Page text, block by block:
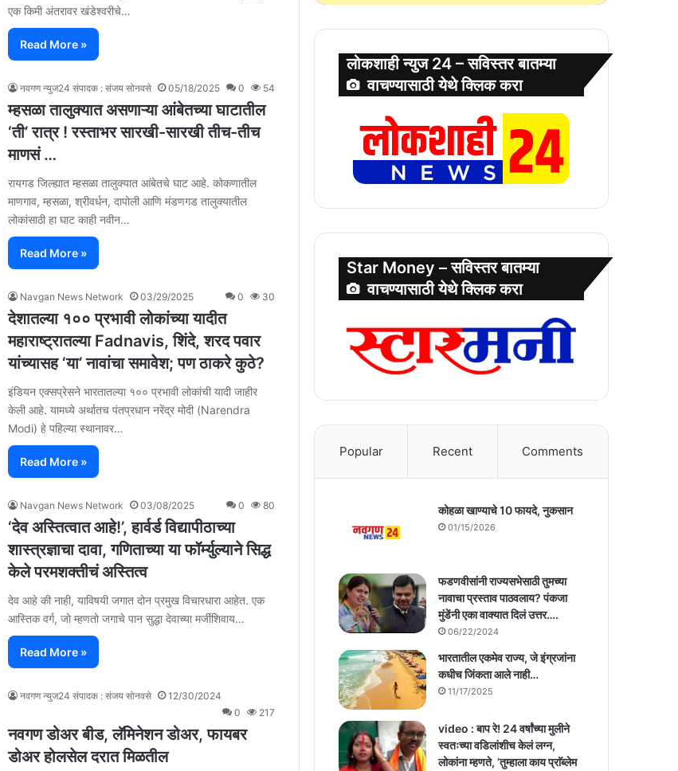
एक किमी अंतरावर खंडेश्वरीचे…
Read More »
नवगण न्युज24 संपादक : संजय सोनवसे 05/18/2025 0 54
म्हसळा तालुक्यात असणाऱ्या आंबेतच्या घाटातील
‘ती’ रात्र ! रस्ताभर सारखी-सारखी तीच-तीच
माणसं …
रायगड जिल्ह्यात म्हसळा तालुक्यात आंबेतचे घाट आहे. कोकणातील
माणगाव, म्हसळा, श्रीवर्धन, दापोली आणि मंडणगड तालुक्यातील
लोकांसाठी हा घाट काही नवीन…
Read More »
Navgan News Network 03/29/2025 0 30
देशातल्या १०० प्रभावी लोकांच्या यादीत
महाराष्ट्रातल्या Fadnavis, शिंदे, शरद पवार
यांच्यासह ‘या’ नावांचा समावेश; पण ठाकरे कुठे?
इंडियन एक्सप्रेसने भारतातल्या १०० प्रभावी लोकांची यादी जाहीर
केली आहे. यामध्ये अर्थातच पंतप्रधान नरेंद्र मोदी (Narendra
Modi) हे पहिल्या स्थानावर…
Read More »
Navgan News Network 03/08/2025 0 80
‘देव अस्तित्वात आहे!’, हार्वर्ड विद्यापीठाच्या
शास्त्रज्ञाचा दावा, गणिताच्या या फॉर्म्युल्याने सिद्ध
केले परमशक्तीचं अस्तित्व
देव आहे की नाही, याविषयी जगात दोन प्रमुख विचारधारा आहेत. एक
आस्तिक वर्ग, जो म्हणतो जगाचे पान सुद्धा देवाच्या मर्जीशिवाय…
Read More »
नवगण न्युज24 संपादक : संजय सोनवसे
12/30/2024
0
217
नवगण डोअर बीड, लॅमिनेशन डोअर, फायबर
डोअर होलसेल दरात मिळतील
लोकशाही न्युज 24 – सविस्तर बातम्या
वाचण्यासाठी येथे क्लिक करा
Star Money – सविस्तर बातम्या
वाचण्यासाठी येथे क्लिक करा
Popular Recent Comments
कोहळा खाण्याचे 10 फायदे, नुकसान
01/15/2026
फडणवीसांनी राज्यसभेसाठी तुमच्या
नावाचा प्रस्ताव पाठवलाय? पंकजा
मुंडेंनी एका वाक्यात दिलं उत्तर….
06/22/2024
भारतातील एकमेव राज्य, जे इंग्रजांना
कधीच जिंकता आले नाही…
11/17/2025
video : बाप रे! 24 वर्षांच्या मुलीने
स्वतःच्या वडिलांशीच केलं लग्न,
लोकांना म्हणते, ‘तुम्हाला काय प्राॅब्लेम